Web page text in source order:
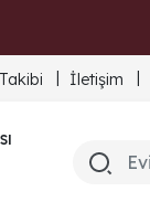
İletişim